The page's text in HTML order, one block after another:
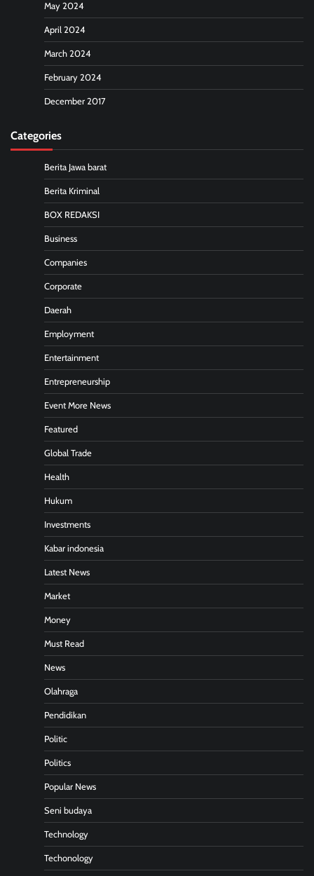
May 2024
April 2024
March 2024
February 2024
December 2017
Categories
Berita Jawa barat
Berita Kriminal
BOX REDAKSI
Business
Companies
Corporate
Daerah
Employment
Entertainment
Entrepreneurship
Event More News
Featured
Global Trade
Health
Hukum
Investments
Kabar indonesia
Latest News
Market
Money
Must Read
News
Olahraga
Pendidikan
Politic
Politics
Popular News
Seni budaya
Technology
Techonology